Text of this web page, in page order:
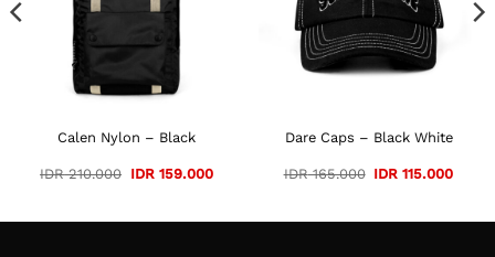
Calen Nylon – Black
IDR210.000 Original
IDR159.000Current
Dare Caps – Black White
IDR165.000 Original
IDR 115.000